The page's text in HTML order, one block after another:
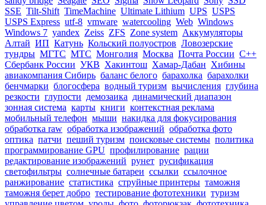
SSE Tilt-Shift TimeMachine Ultimate Lithium UPS USPS
USPS Express utf-8 vmware watercooling Web Windows
Windows 7 yandex Zeiss ZFS Zone system Аккумуляторы
Алтай ИП Катунь Кольский полуостров Ловозерские
тундры МГТС МТС Монголия Москва Почта России С++
Сбербанк России УКВ Хакинтош Хамар-Дабан Хибины
авиакомпания Сибирь баланс белого барахолка барахолки
бенчмарки блогосфера водный туризм вычисления глубина
резкости глупости демозаика динамический диапазон
зонная система карты книги контекстная реклама
мобильный телефон мыши накидка для фокусирования
обработка raw обработка изображений обработка фото
оптика патчи пеший туризм поисковые системы политика
программирование GPU профилирование рации
редактирование изображений рунет русификация
светофильтры солнечные батареи ссылки ссылочное
ранжирование статистика струйные принтеры таможня
таможня берет добро тестирование фототехники туризм